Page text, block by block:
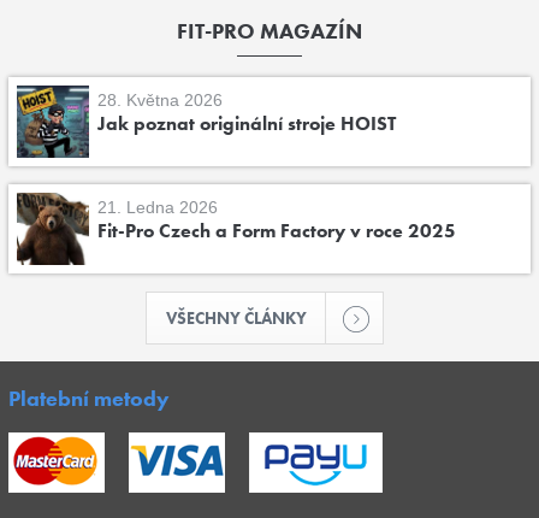
FIT-PRO MAGAZÍN
28. Května 2026
Jak poznat originální stroje HOIST
21. Ledna 2026
Fit-Pro Czech a Form Factory v roce 2025
VŠECHNY ČLÁNKY
Platební metody